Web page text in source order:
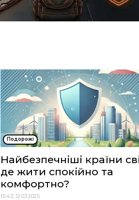
Подорожі
Найбезпечніші країни
де жити спокійно та
комфортно?
15:43, 12.03.2025